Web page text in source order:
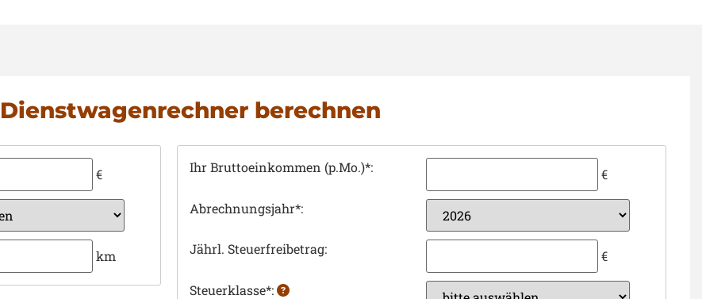
berechnen
€
km
Ihr Bruttoeinkommen (p.Mo.)*: €
Abrechnungsjahr*:
Jährl. Steuerfreibetrag: €
Steuerklasse*: